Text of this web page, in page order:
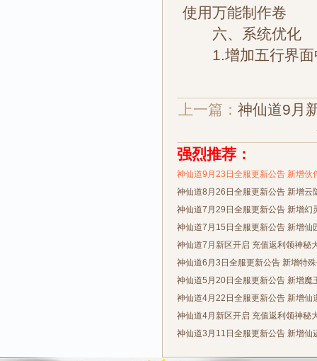
使用万能制作卷
六、系统优化
1.增加五行界面
上一篇： 神仙道9月
强烈推荐：
神仙道9月23日全服更新公告 新增伙
神仙道8月26日全服更新公告 新增云
神仙道7月29日全服更新公告 新增幻
神仙道7月15日全服更新公告 新增仙
神仙道7月新区开启 充值返利领神秘
神仙道6月3日全服更新公告 新增特
神仙道5月20日全服更新公告 新增魔
神仙道4月22日全服更新公告 新增仙
神仙道4月新区开启 充值返利领神秘
神仙道3月11日全服更新公告 新增仙